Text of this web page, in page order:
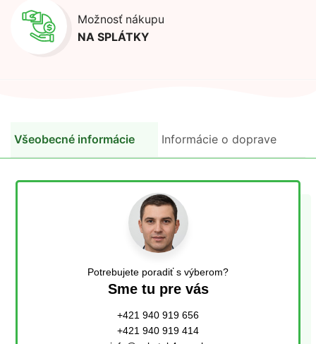
Možnosť nákupu
NA SPLÁTKY
Všeobecné informácie Informácie o doprave
Potrebujete poradiť s výberom?
Sme tu pre vás
+421 940 919 656
+421 940 919 414